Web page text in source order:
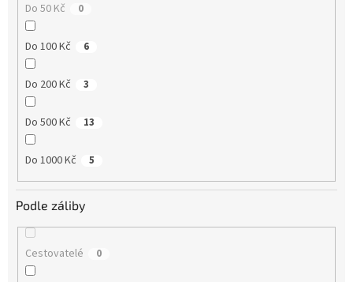
Do 50 Kč 0
Do 100 Kč 6
Do 200 Kč 3
Do 500 Kč 13
Do 1000 Kč 5
Podle záliby
Cestovatelé 0